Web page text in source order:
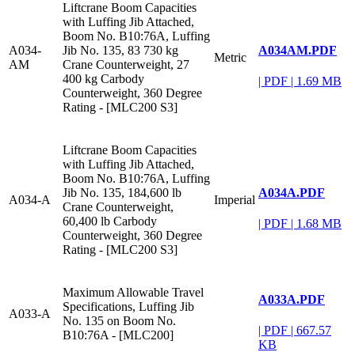
A034-
AM
Liftcrane Boom Capacities
with Luffing Jib Attached,
Boom No. B10:76A, Luffing
Jib No. 135, 83 730 kg
Crane Counterweight, 27
400 kg Carbody
Counterweight, 360 Degree
Rating - [MLC200 S3]
Metric
A034AM.PDF
| PDF | 1.69 MB
A034-A
Liftcrane Boom Capacities
with Luffing Jib Attached,
Boom No. B10:76A, Luffing
Jib No. 135, 184,600 lb
Crane Counterweight,
60,400 lb Carbody
Counterweight, 360 Degree
Rating - [MLC200 S3]
Imperial
A034A.PDF
| PDF | 1.68 MB
A033-A
Maximum Allowable Travel
Specifications, Luffing Jib
No. 135 on Boom No.
B10:76A - [MLC200]
A033A.PDF
| PDF | 667.57
KB